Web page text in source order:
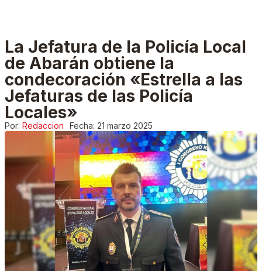
La Jefatura de la Policía Local
de Abarán obtiene la
condecoración «Estrella a las
Jefaturas de las Policía
Locales»
Por: Redaccion Fecha: 21 marzo 2025